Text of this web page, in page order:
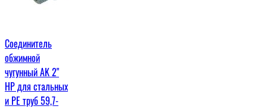
Соединитель
обжимной
чугунный AK 2"
НР для стальных
и PE труб 59,7-